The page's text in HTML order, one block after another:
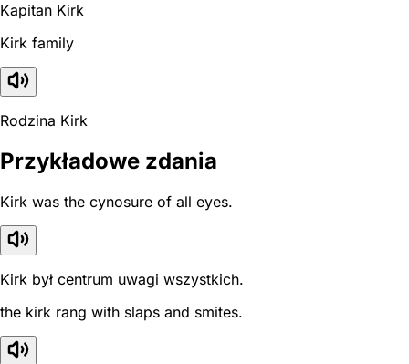
Kapitan Kirk
Kirk family
Rodzina Kirk
Przykładowe zdania
Kirk was the cynosure of all eyes.
Kirk był centrum uwagi wszystkich.
the kirk rang with slaps and smites.